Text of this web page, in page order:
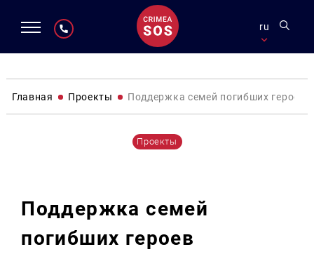
ru
Главная Проекты Поддержка семей погибших героев
Проекты
Поддержка семей
погибших героев